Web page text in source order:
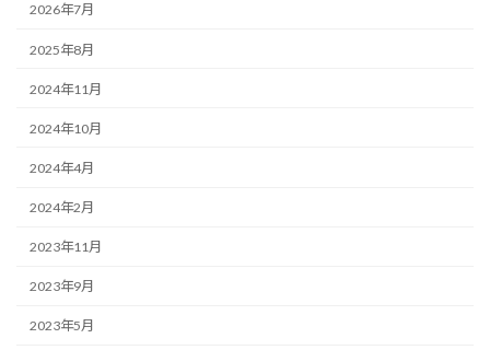
2026年7月
2025年8月
2024年11月
2024年10月
2024年4月
2024年2月
2023年11月
2023年9月
2023年5月